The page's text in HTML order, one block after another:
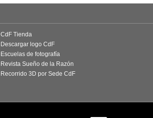
CdF Tienda
Descargar logo CdF
Escuelas de fotografía
Revista Sueño de la Razón
Recorrido 3D por Sede CdF